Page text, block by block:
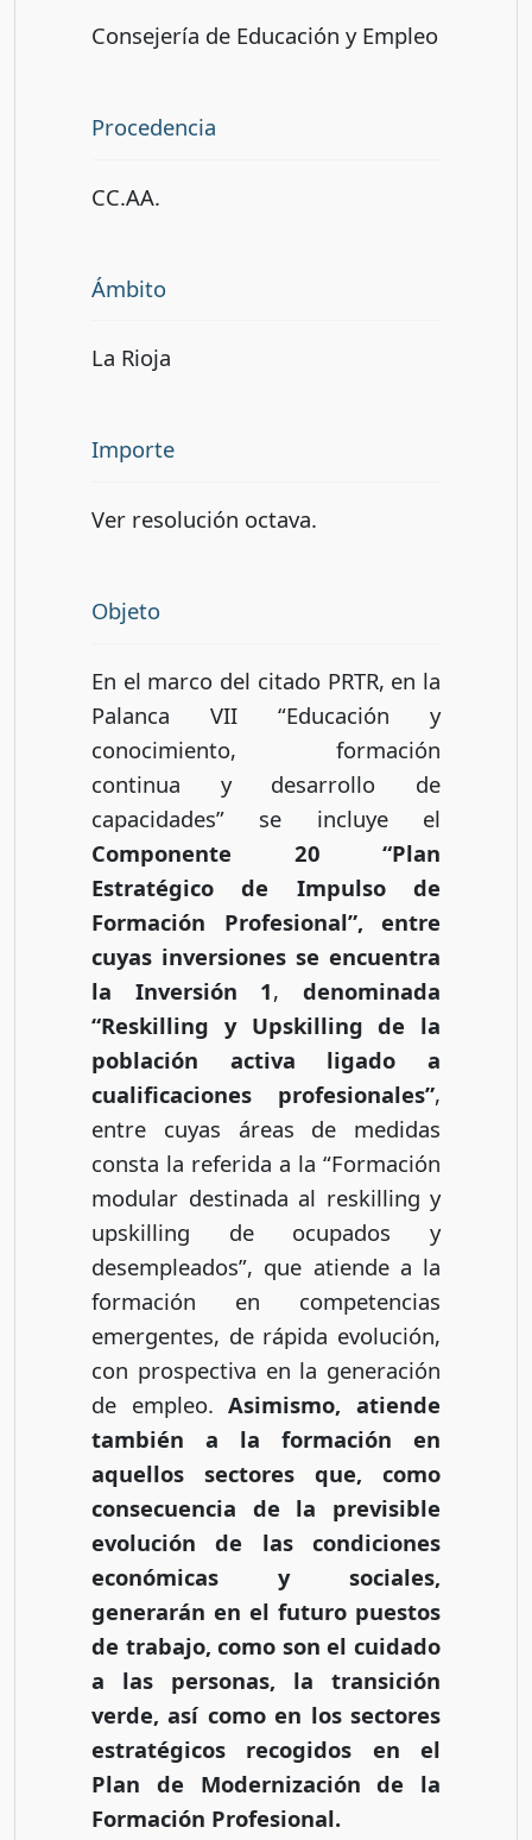
Consejería de Educación y Empleo
Procedencia
CC.AA.
Ámbito
La Rioja
Importe
Ver resolución octava.
Objeto
En el marco del citado PRTR, en la
Palanca VII “Educación y
conocimiento, formación
continua y desarrollo de
capacidades” se incluye el
Componente 20 “Plan
Estratégico de Impulso de
Formación Profesional”, entre
cuyas inversiones se encuentra
la Inversión 1,denominada
“Reskilling y Upskilling de la
población activa ligado a
cualificaciones profesionales”,
entre cuyas áreas de medidas
consta la referida a la “Formación
modular destinada al reskilling y
upskilling de ocupados y
desempleados”, que atiende a la
formación en competencias
emergentes, de rápida evolución,
con prospectiva en la generación
de empleo.Asimismo, atiende
también a la formación en
aquellos sectores que, como
consecuencia de la previsible
evolución de las condiciones
económicas y sociales,
generarán en el futuro puestos
de trabajo, como son el cuidado
a las personas, la transición
verde, así como en los sectores
estratégicos recogidos en el
Plan de Modernización de la
Formación Profesional.